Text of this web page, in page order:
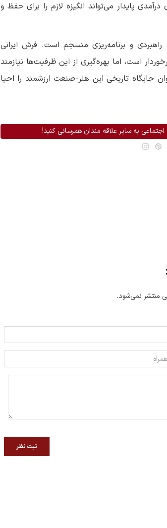
پایدار می‌تواند انگیزه لازم را برای حفظ و
و برنامه‌ریزی منسجم است. فرش ایرانی
است، اما بهره‌گیری از این ظرفیت‌ها نیازمند
جایگاه تاریخی این هنر-صنعت ارزشمند را احیا
به سایر علاقه مندان همرسانی کنید!
منتشر نمی‌شود.
ثبت نظر